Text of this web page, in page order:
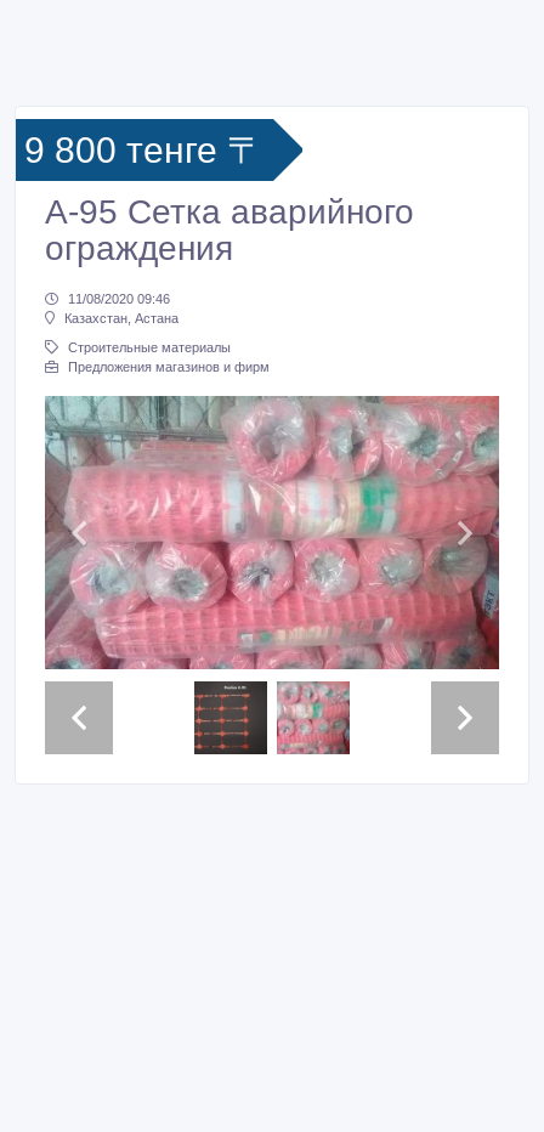
9 800 тенге 〒
А-95 Сетка аварийного
ограждения
11/08/2020 09:46
Казахстан, Астана
Строительные материалы
Предложения магазинов и фирм